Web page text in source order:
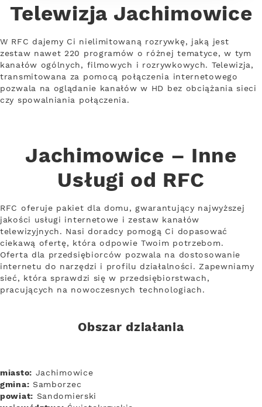
Telewizja Jachimowice
W RFC dajemy Ci nielimitowaną rozrywkę, jaką jest
zestaw nawet 220 programów o różnej tematyce, w tym
kanałów ogólnych, filmowych i rozrywkowych. Telewizja,
transmitowana za pomocą połączenia internetowego
pozwala na oglądanie kanałów w HD bez obciążania sieci
czy spowalniania połączenia.
Jachimowice – Inne
Usługi od RFC
RFC oferuje pakiet dla domu, gwarantujący najwyższej
jakości usługi internetowe i zestaw kanałów
telewizyjnych. Nasi doradcy pomogą Ci dopasować
ciekawą ofertę, która odpowie Twoim potrzebom.
Oferta dla przedsiębiorców pozwala na dostosowanie
internetu do narzędzi i profilu działalności. Zapewniamy
sieć, która sprawdzi się w przedsiębiorstwach,
pracujących na nowoczesnych technologiach.
Obszar działania
miasto: Jachimowice
gmina: Samborzec
powiat: Sandomierski